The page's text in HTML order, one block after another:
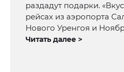
раздадут подарки.
рейсах из аэропорта
Нового Уренгоя и
Читать далее >